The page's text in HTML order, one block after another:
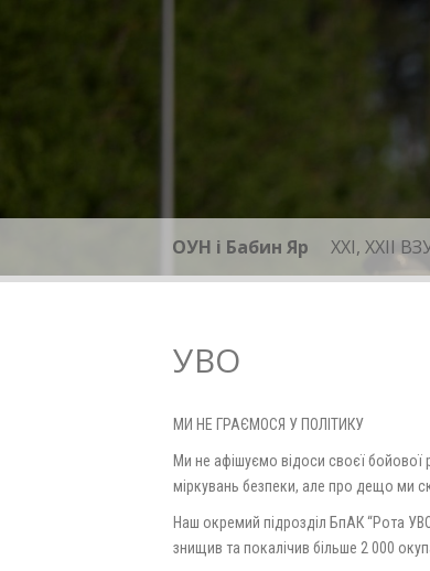
ОУН і Бабин Яр XXI, ХХІІ
УВО
МИ НЕ ГРАЄМОСЯ У ПОЛІТИКУ
Ми не афішуємо відоси своєї бойової
міркувань безпеки, але про дещо ми
Наш окремий підрозділ БпАК “Рота
знищив та покалічив більше 2 000